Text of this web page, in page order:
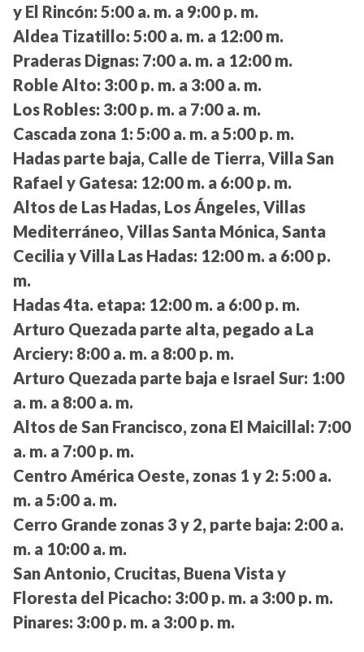
y El Rincón: 5:00 a. m. a 9:00 p. m.
Aldea Tizatillo: 5:00 a. m. a 12:00 m.
Praderas Dignas: 7:00 a. m. a 12:00 m.
Roble Alto: 3:00 p. m. a 3:00 a. m.
Los Robles: 3:00 p. m. a 7:00 a. m.
Cascada zona 1: 5:00 a. m. a 5:00 p. m.
Hadas parte baja, Calle de Tierra, Villa San
Rafael y Gatesa: 12:00 m. a 6:00 p. m.
Altos de Las Hadas, Los Ángeles, Villas
Mediterráneo, Villas Santa Mónica, Santa
Cecilia y Villa Las Hadas: 12:00 m. a 6:00 p.
m.
Hadas 4ta. etapa: 12:00 m. a 6:00 p. m.
Arturo Quezada parte alta, pegado a La
Arciery: 8:00 a. m. a 8:00 p. m.
Arturo Quezada parte baja e Israel Sur: 1:00
a. m. a 8:00 a. m.
Altos de San Francisco, zona El Maicillal: 7:00
a. m. a 7:00 p. m.
Centro América Oeste, zonas 1 y 2: 5:00 a.
m. a 5:00 a. m.
Cerro Grande zonas 3 y 2, parte baja: 2:00 a.
m. a 10:00 a. m.
San Antonio, Crucitas, Buena Vista y
Floresta del Picacho: 3:00 p. m. a 3:00 p. m.
Pinares: 3:00 p. m. a 3:00 p. m.